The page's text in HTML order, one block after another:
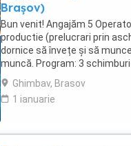
Brașov)
Bun venit! Angajăm 5
productie (prelucrari prin
dornice să învețe și să
muncă. Program: 3
14.30-22.30 - schimbul 3:
Ghimbav, Brasov
1 ianuarie